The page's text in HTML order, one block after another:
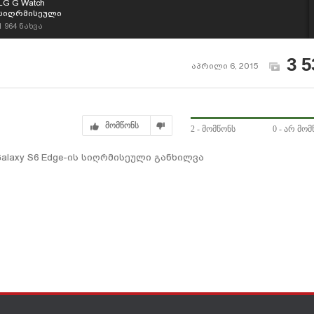
G Watch
მიმოხილვა
964 ნახვა
აპრილი 6, 2015 3
მომწონს 2 - მომწონს 0 - არ
S6 Edge-ის სიღრმისეული განხილვა